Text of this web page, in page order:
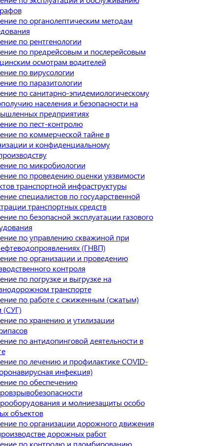
по органолептическим методам
по рентгенологии
по предрейсовым и послерейсовым
осмотрам водителей
по вирусологии
по паразитологии
по санитарно-эпидемиологическому
населения и безопасности на
предприятиях
по пест-контролю
по коммерческой тайне в
и конфиденциальному
по микробиологии
по проведению оценки уязвимости
транспортной инфраструктуры
специалистов по государственной
транспортных средств
по безопасной эксплуатации газового
по управлению скважиной при
(ГНВП)
по организации и проведению
контроля
по погрузке и выгрузке на
транспорте
по работе с сжиженным (сжатым)
(СУГ)
по хранению и утилизации
по антидопинговой деятельности в
по лечению и профилактике COVID-
инфекция)
по обеспечению
и молниезащиты особо
объектов
по организации дорожного движения
дорожных работ
по контролю и пломбированию